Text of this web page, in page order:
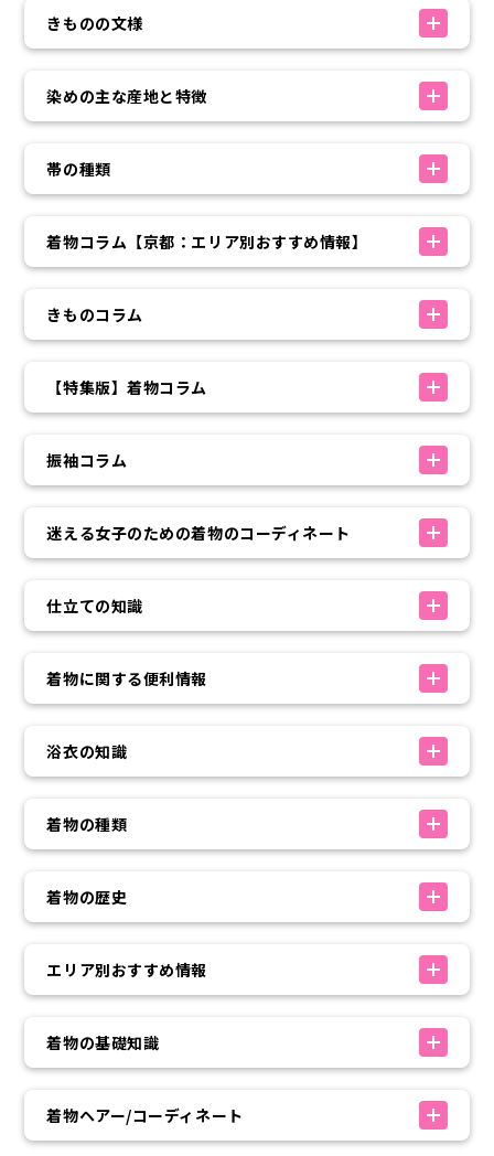
きものの文様
染めの主な産地と特徴
帯の種類
着物コラム【京都：エリア別おすすめ情報】
きものコラム
【特集版】着物コラム
振袖コラム
迷える女子のための着物のコーディネート
仕立ての知識
着物に関する便利情報
浴衣の知識
着物の種類
着物の歴史
エリア別おすすめ情報
着物の基礎知識
着物ヘアー/コーディネート